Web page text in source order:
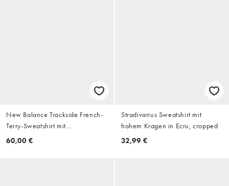
New Balance Trackside French-
Terry-Sweatshirt mit
Rundhalsausschnitt in Beige
60,00 €
Stradivarius Sweatshirt mit
hohem Kragen in Ecru, cropped
32,99 €